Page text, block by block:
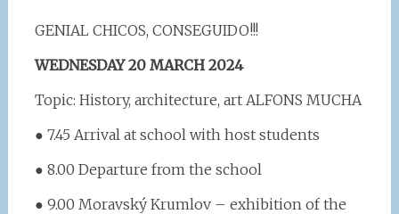
GENIAL CHICOS, CONSEGUIDO!!!
WEDNESDAY 20 MARCH 2024
Topic: History, architecture, art ALFONS MUCHA
● 7.45 Arrival at school with host students
● 8.00 Departure from the school
● 9.00 Moravský Krumlov – exhibition of the